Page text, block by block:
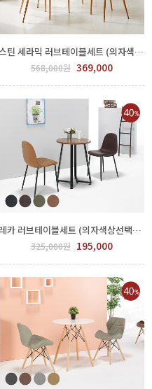
스틴 세라믹 러브테이블세트 (의자색상선택) FPP61-0003.4
568,000원 369,000
레카 러브테이블세트 (의자색상선택) FPP76-0003.4
325,000원 195,000